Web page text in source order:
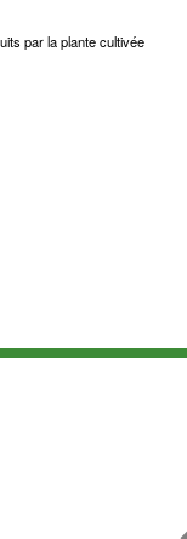
par la plante cultivée